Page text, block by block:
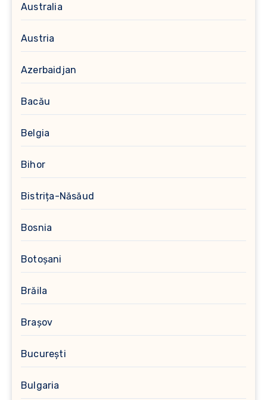
Australia
Austria
Azerbaidjan
Bacău
Belgia
Bihor
Bistrița-Năsăud
Bosnia
Botoșani
Brăila
Brașov
București
Bulgaria